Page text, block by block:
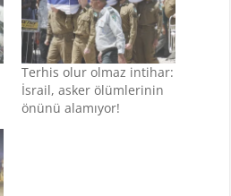
Terhis olur olmaz intihar:
İsrail, asker ölümlerinin
önünü alamıyor!